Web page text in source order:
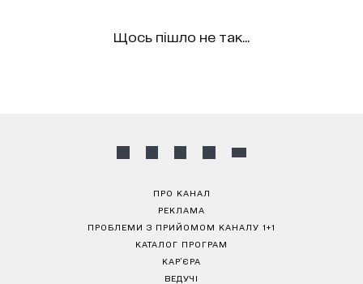
Щось пішло не так...
ПРО КАНАЛ
РЕКЛАМА
ПРОБЛЕМИ З ПРИЙОМОМ КАНАЛУ 1+1
КАТАЛОГ ПРОГРАМ
КАР’ЄРА
ВЕДУЧІ